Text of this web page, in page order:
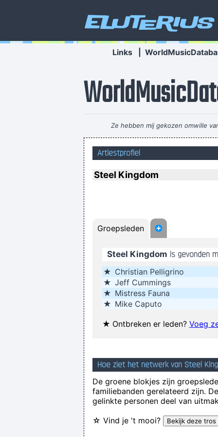
Eluterius
Links
Ze hebben mij gekozen omwille
It was a very formative time for
I think
I was only 21 I was just trying to
Ask
Drinking
If this word "music" is sacred and
Artiestprofiel
Steel Kingdom
Groepsleden
Steel Kingdom is gevonden
★ Christian Pelligrino
★ Jeff Cummings
★ Mistress Fauna
★ Mike Caputo
★ Ontbreken er leden? Voeg
Hoe ziet het netwerk van Steel
De groene blokjes zijn
familiebanden gerelateerd zijn.
gelinkte personen deel van
☆ Vind je 't mooi?